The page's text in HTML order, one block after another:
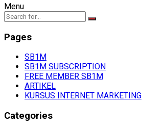
Menu
Pages
SB1M
SB1M SUBSCRIPTION
FREE MEMBER SB1M
ARTIKEL
KURSUS INTERNET MARKETING
Categories